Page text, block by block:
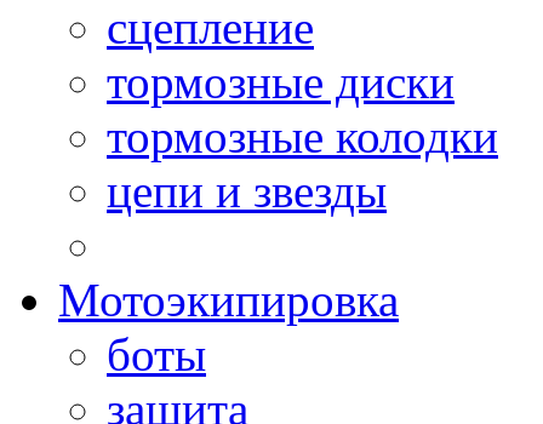
сцепление
тормозные диски
тормозные колодки
цепи и звезды
Мотоэкипировка
боты
защита